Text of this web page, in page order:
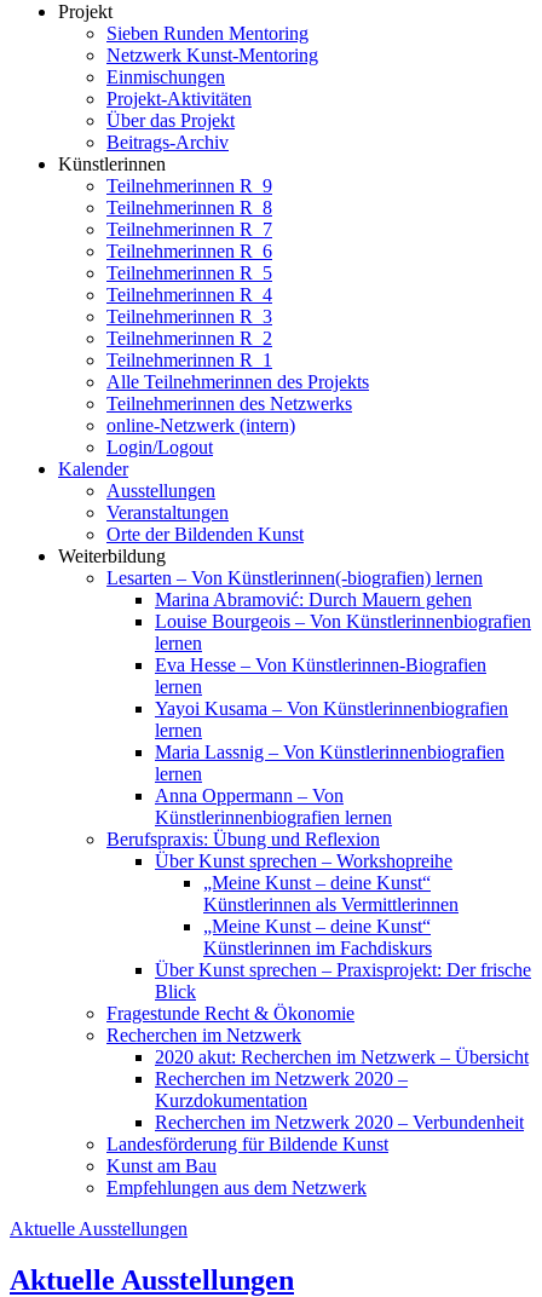
Projekt
Sieben Runden Mentoring
Netzwerk Kunst-Mentoring
Einmischungen
Projekt-Aktivitäten
Über das Projekt
Beitrags-Archiv
Künstlerinnen
Teilnehmerinnen R_9
Teilnehmerinnen R_8
Teilnehmerinnen R_7
Teilnehmerinnen R_6
Teilnehmerinnen R_5
Teilnehmerinnen R_4
Teilnehmerinnen R_3
Teilnehmerinnen R_2
Teilnehmerinnen R_1
Alle Teilnehmerinnen des Projekts
Teilnehmerinnen des Netzwerks
online-Netzwerk (intern)
Login/Logout
Kalender
Ausstellungen
Veranstaltungen
Orte der Bildenden Kunst
Weiterbildung
Lesarten – Von Künstlerinnen(-biografien) lernen
Marina Abramović: Durch Mauern gehen
Louise Bourgeois – Von Künstlerinnenbiografien
lernen
Eva Hesse – Von Künstlerinnen-Biografien
lernen
Yayoi Kusama – Von Künstlerinnenbiografien
lernen
Maria Lassnig – Von Künstlerinnenbiografien
lernen
Anna Oppermann – Von
Künstlerinnenbiografien lernen
Berufspraxis: Übung und Reflexion
Über Kunst sprechen – Workshopreihe
„Meine Kunst – deine Kunst“
Künstlerinnen als Vermittlerinnen
„Meine Kunst – deine Kunst“
Künstlerinnen im Fachdiskurs
Über Kunst sprechen – Praxisprojekt: Der frische
Blick
Fragestunde Recht & Ökonomie
Recherchen im Netzwerk
2020 akut: Recherchen im Netzwerk – Übersicht
Recherchen im Netzwerk 2020 –
Kurzdokumentation
Recherchen im Netzwerk 2020 – Verbundenheit
Landesförderung für Bildende Kunst
Kunst am Bau
Empfehlungen aus dem Netzwerk
Aktuelle Ausstellungen
Aktuelle Ausstellungen